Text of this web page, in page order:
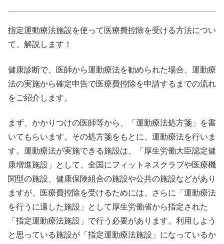
指定運動療法施設を使って医療費控除を受ける方法につい
て、解説します！
健康診断で、医師から運動療法を勧められた場合、運動療
法の実施から確定申告で医療費控除を申請するまでの流れ
をご紹介します。
まず、かかりつけの医師等から、「運動療法処方箋」を書
いてもらいます。その処方箋をもとに、運動療法を行いま
す。運動療法が実施できる施設は、「厚生労働大臣認定健
康増進施設」として、全国にフィットネスクラブや医療機
関型の施設、健康保険組合の施設や公共の施設などがあり
ますが、医療費控除を受けるためには、さらに「運動療法
を行うに適した施設」として厚生労働省から指定された
「指定運動療法施設」で行う必要があります。利用しよう
と思っている施設が「指定運動療法施設」になっているか